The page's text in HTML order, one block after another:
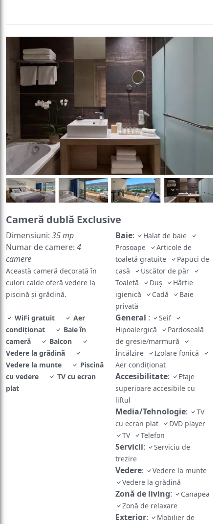
Cameră dublă Exclusive
Dimensiuni: 35 mp
Numar de camere: 4
camere
Această cameră decorată în
culori calde oferă vedere la
piscină și grădină.
WiFi gratuit
Aer
condiționat
Baie în
cameră
Balcon
Vedere la grădină
Vedere la munte
Piscină
cu vedere
TV cu ecran
plat
Baie:
Halat de baie
Prosoape
Articole de
toaletă gratuite
Papuci de
casă
Uscător de păr
Toaletă
Duș
Hârtie
igienică
Cadă
Baie
privată
General :
Seif
Hipoalergică
Pardoseală
de gresie/marmură
Încălzire
Izolare fonică
Aer condiționat
Accesibilitate:
Etaje
superioare accesibile cu
liftul
Media/Tehnologie:
TV
cu ecran plat
DVD player
TV
Telefon
Servicii:
Serviciu de
trezire
Vedere:
Vedere la munte
Vedere la grădină
Zonă de living:
Canapea
Zonă de relaxare
Exterior:
Mobilier de